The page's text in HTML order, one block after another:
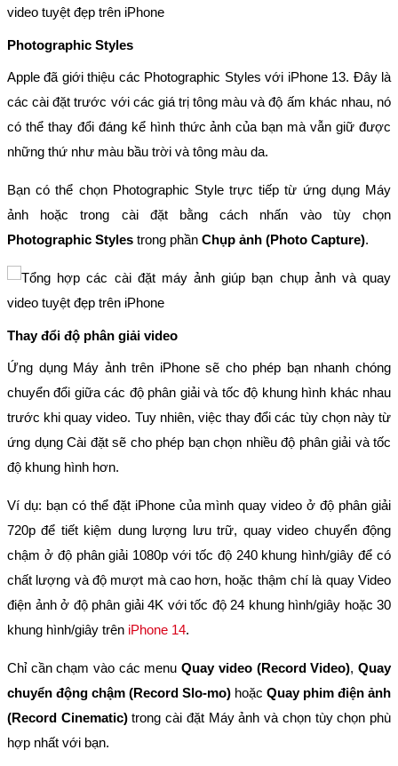
Photographic Styles
Apple đã giới thiệu các Photographic Styles với iPhone 13. Đây là
các cài đặt trước với các giá trị tông màu và độ ấm khác nhau, nó
có thể thay đổi đáng kể hình thức ảnh của bạn mà vẫn giữ được
những thứ như màu bầu trời và tông màu da.
Bạn có thể chọn Photographic Style trực tiếp từ ứng dụng Máy
ảnh hoặc trong cài đặt bằng cách nhấn vào tùy chọn
Photographic Styles trong phần Chụp ảnh (Photo Capture).
Thay đổi độ phân giải video
Ứng dụng Máy ảnh trên iPhone sẽ cho phép bạn nhanh chóng
chuyển đổi giữa các độ phân giải và tốc độ khung hình khác nhau
trước khi quay video. Tuy nhiên, việc thay đổi các tùy chọn này từ
ứng dụng Cài đặt sẽ cho phép bạn chọn nhiều độ phân giải và tốc
độ khung hình hơn.
Ví dụ: bạn có thể đặt iPhone của mình quay video ở độ phân giải
720p để tiết kiệm dung lượng lưu trữ, quay video chuyển động
chậm ở độ phân giải 1080p với tốc độ 240 khung hình/giây để có
chất lượng và độ mượt mà cao hơn, hoặc thậm chí là quay Video
điện ảnh ở độ phân giải 4K với tốc độ 24 khung hình/giây hoặc 30
khung hình/giây trên iPhone 14.
Chỉ cần chạm vào các menuQuay video (Record Video),Quay
chuyển động chậm (Record Slo-mo) hoặc Quay phim điện ảnh
(Record Cinematic)trong cài đặt Máy ảnh và chọn tùy chọn phù
hợp nhất với bạn.